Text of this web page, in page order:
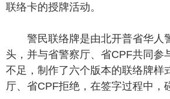
联络卡的授牌活动。
警民联络牌是由北开普省华人
头，并与省警察厅、省CPF共同参
不足，制作了六个版本的联络牌样
厅、省CPF拒绝，在签字过程中，